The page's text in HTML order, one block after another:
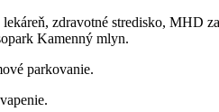
zdravotné stredisko, MHD
Kamenný mlyn.
parkovanie.